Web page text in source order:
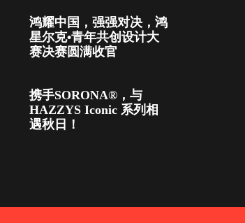
鸿耀中国，强强对决，鸿
星尔克•青年共创设计大
赛决赛圆满收官
携手SORONA®，与
HAZZYS Iconic 系列相
遇秋日！